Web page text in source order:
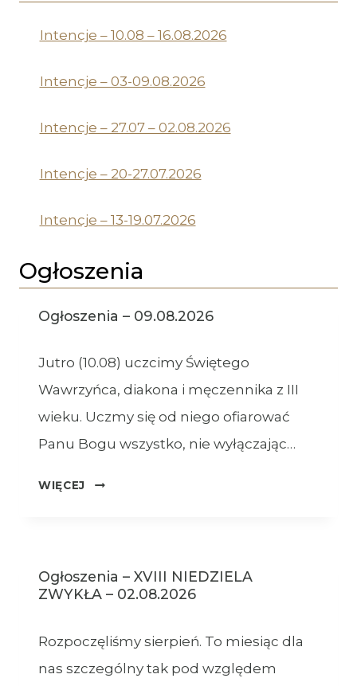
Intencje – 10.08 – 16.08.2026
Intencje – 03-09.08.2026
Intencje – 27.07 – 02.08.2026
Intencje – 20-27.07.2026
Intencje – 13-19.07.2026
Ogłoszenia
Ogłoszenia – 09.08.2026
Jutro (10.08) uczcimy Świętego
Wawrzyńca, diakona i męczennika z III
wieku. Uczmy się od niego ofiarować
Panu Bogu wszystko, nie wyłączając…
WIĘCEJ
OGŁOSZENIA
Ogłoszenia – XVIII NIEDZIELA
ZWYKŁA – 02.08.2026
Rozpoczęliśmy sierpień. To miesiąc dla
nas szczególny tak pod względem